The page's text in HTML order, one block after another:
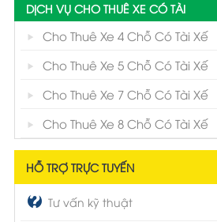
DỊCH VỤ CHO THUÊ XE CÓ TÀI
Cho Thuê Xe 4 Chỗ Có Tài Xế
Cho Thuê Xe 5 Chỗ Có Tài Xế
Cho Thuê Xe 7 Chỗ Có Tài Xế
Cho Thuê Xe 8 Chỗ Có Tài Xế
HỖ TRỢ TRỰC TUYẾN
Tư vấn kỹ thuật